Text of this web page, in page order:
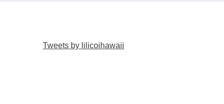
Tweets by lilicoihawaii